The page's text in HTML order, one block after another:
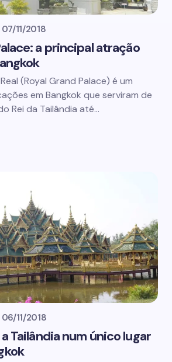
07/11/2018
a principal atração
(Royal Grand Palace) é um
em Bangkok que serviram de
Rei da Tailândia até…
06/11/2018
Tailândia num único lugar